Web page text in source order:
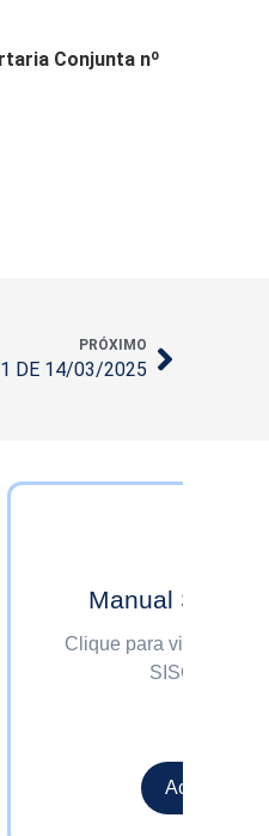
Conjunta nº
PRÓXIMO
DE 14/03/2025
Manual
Clique para visualizar
SISGRADE
Acessar